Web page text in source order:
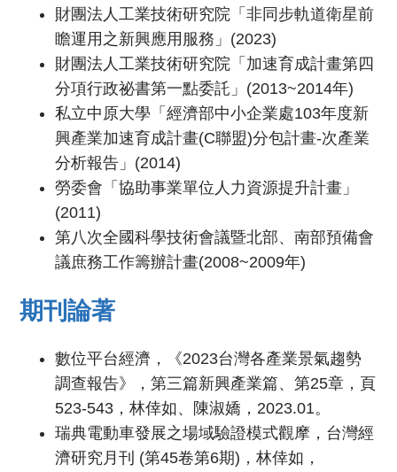
財團法人工業技術研究院「非同步軌道衛星前
瞻運用之新興應用服務」(2023)
財團法人工業技術研究院「加速育成計畫第四
分項行政祕書第一點委託」(2013~2014年)
私立中原大學「經濟部中小企業處103年度新
興產業加速育成計畫(C聯盟)分包計畫-次產業
分析報告」(2014)
勞委會「協助事業單位人力資源提升計畫」
(2011)
第八次全國科學技術會議暨北部、南部預備會
議庶務工作籌辦計畫(2008~2009年)
期刊論著
數位平台經濟，《2023台灣各產業景氣趨勢
調查報告》，第三篇新興產業篇、第25章，頁
523-543，林倖如、陳淑嬌，2023.01。
瑞典電動車發展之場域驗證模式觀摩，台灣經
濟研究月刊 (第45卷第6期)，林倖如，